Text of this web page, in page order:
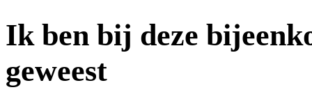
Ik ben bij deze
geweest